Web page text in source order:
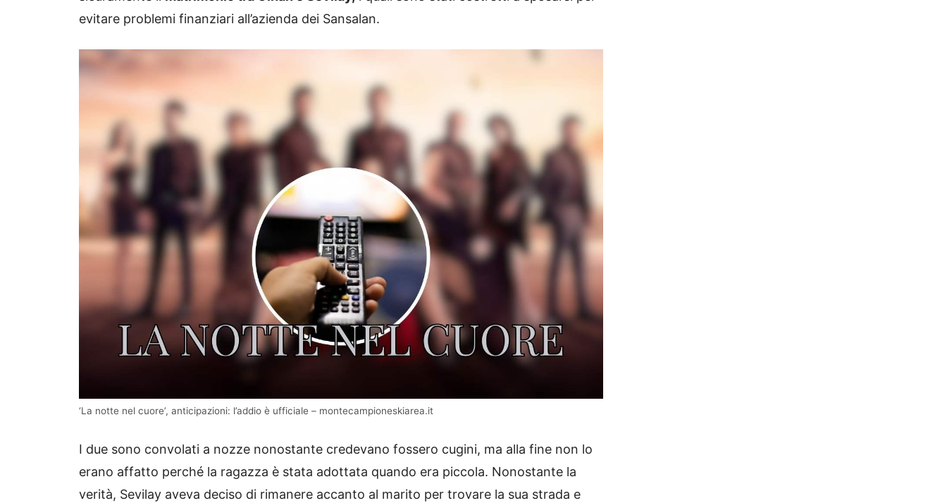
evitare problemi finanziari all’azienda dei Sansalan.
‘La notte nel cuore’, anticipazioni: l’addio è ufficiale – montecampioneskiarea.it
I due sono convolati a nozze nonostante credevano fossero cugini, ma alla fine non lo
erano affatto perché la ragazza è stata adottata quando era piccola. Nonostante la
verità, Sevilay aveva deciso di rimanere accanto al marito per trovare la sua strada e